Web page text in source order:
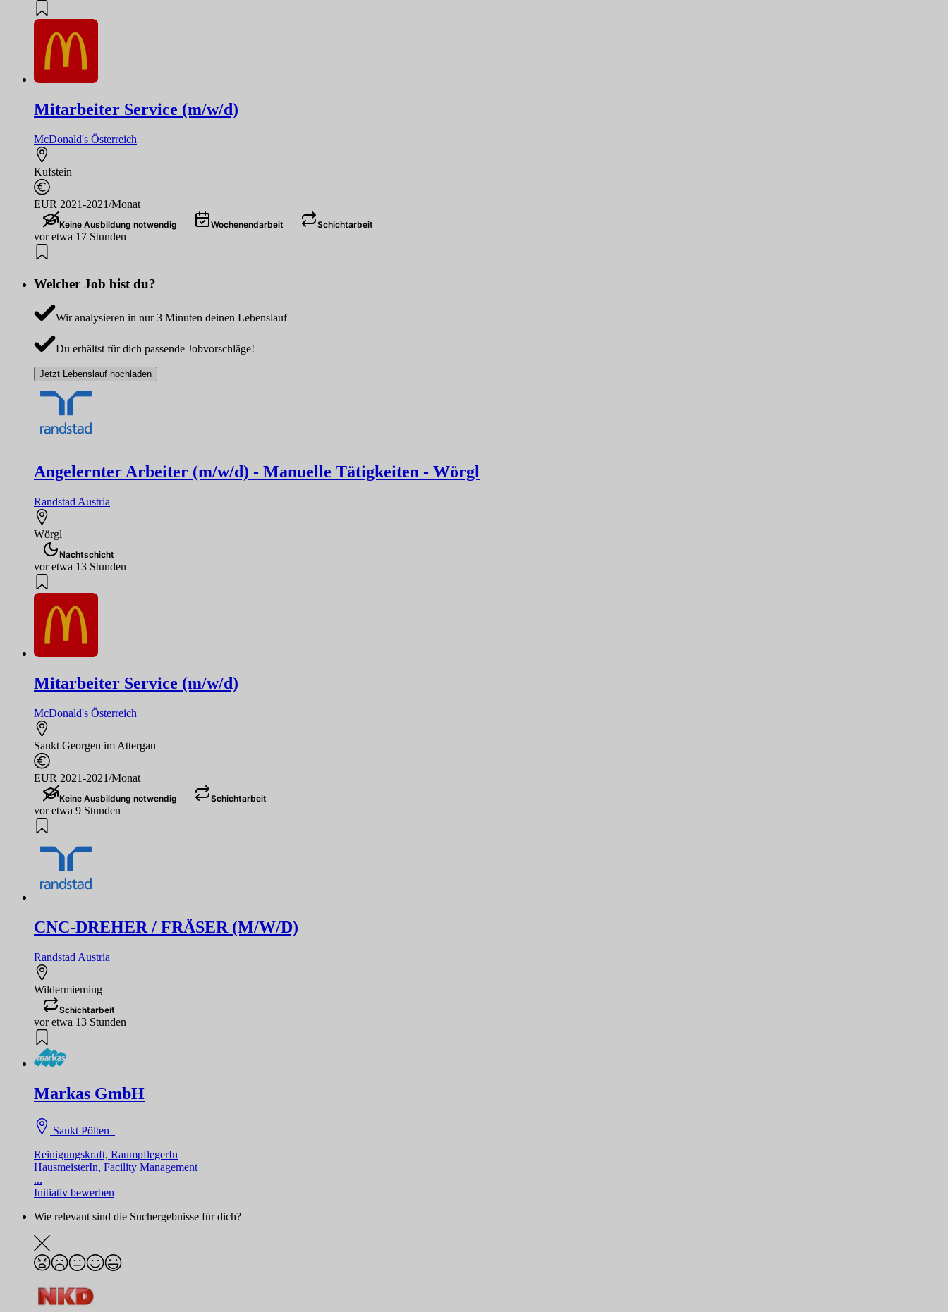
Mitarbeiter Service (m/w/d)
McDonald's Österreich
Kufstein
EUR 2021-2021/Monat
Keine Ausbildung notwendig Wochenendarbeit Schichtarbeit
vor etwa 17 Stunden
Welcher Job bist du?
Wir analysieren in nur 3 Minuten deinen Lebenslauf
Du erhältst für dich passende Jobvorschläge!
Jetzt Lebenslauf hochladen
Angelernter Arbeiter (m/w/d) - Manuelle Tätigkeiten - Wörgl
Randstad Austria
Wörgl
Nachtschicht
vor etwa 13 Stunden
Mitarbeiter Service (m/w/d)
McDonald's Österreich
Sankt Georgen im Attergau
EUR 2021-2021/Monat
Keine Ausbildung notwendig Schichtarbeit
vor etwa 9 Stunden
CNC-DREHER / FRÄSER (M/W/D)
Randstad Austria
Wildermieming
Schichtarbeit
vor etwa 13 Stunden
Markas GmbH
Sankt Pölten
Reinigungskraft, RaumpflegerIn
HausmeisterIn, Facility Management
...
Initiativ bewerben
Wie relevant sind die Suchergebnisse für dich?